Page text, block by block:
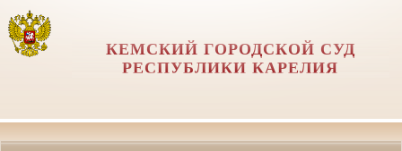
КЕМСКИЙ ГОРОДСКОЙ СУД
РЕСПУБЛИКИ КАРЕЛИЯ